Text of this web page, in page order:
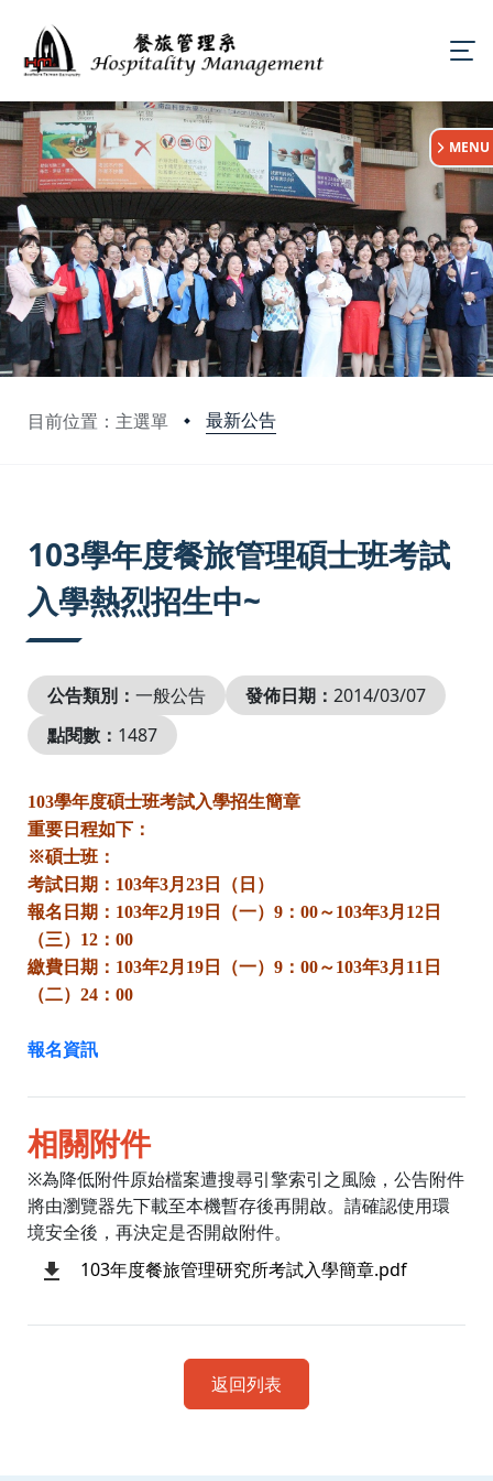
目前位置：主選單 最新公告
:::
MENU
103學年度餐旅管理碩士班考試
入學熱烈招生中~
公告類別： 一般公告 發佈日期： 2014/03/07
點閱數： 1487
103學年度碩士班考試入學招生簡章
重要日程如下：
※碩士班：
考試日期：103年3月23日（日）
報名日期：103年2月19日（一）9：00～103年3月12日
（三）12：00
繳費日期：103年2月19日（一）9：00～103年3月11日
（二）24：00
報名資訊
相關附件
※為降低附件原始檔案遭搜尋引擎索引之風險，公告附件
將由瀏覽器先下載至本機暫存後再開啟。請確認使用環
境安全後，再決定是否開啟附件。
103年度餐旅管理研究所考試入學簡章.pdf
返回列表